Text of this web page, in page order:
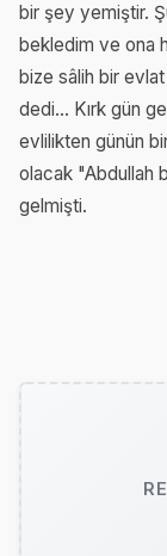
bir şey yemiştir.
bekledim ve ona
bize sâlih bir
dedi... Kırk gün
evlilikten günün
olacak "Abdullah
gelmişti.